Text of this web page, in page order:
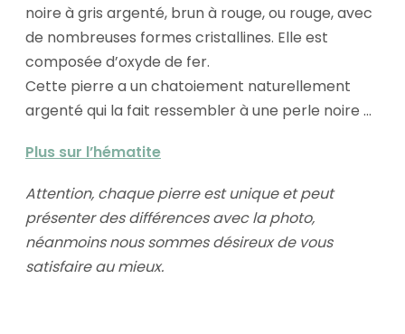
noire à gris argenté, brun à rouge, ou rouge, avec
de nombreuses formes cristallines. Elle est
composée d’oxyde de fer.
Cette pierre a un chatoiement naturellement
argenté qui la fait ressembler à une perle noire ...
Plus sur l’hématite
Attention, chaque pierre est unique et peut
présenter des différences avec la photo,
néanmoins nous sommes désireux de vous
satisfaire au mieux.